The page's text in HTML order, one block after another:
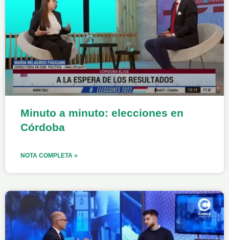
Minuto a minuto: elecciones en
Córdoba
NOTA COMPLETA »